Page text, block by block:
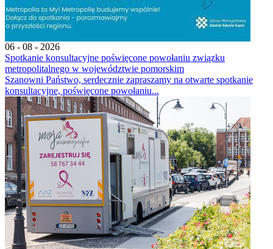
06 - 08 - 2026
Spotkanie konsultacyjne poświęcone powołaniu związku
metropolitalnego w województwie pomorskim
Szanowni Państwo, serdecznie zapraszamy na otwarte spotkanie
konsultacyjne, poświęcone powołaniu...